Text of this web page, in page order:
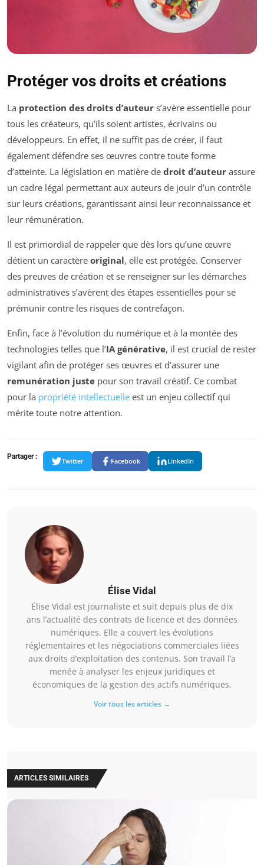
Protéger vos droits et créations
La protection des droits d’auteur s’avère essentielle pour
tous les créateurs, qu’ils soient artistes, écrivains ou
développeurs. En effet, il ne suffit pas de créer, il faut
également défendre ses œuvres contre toute forme
d’atteinte. La législation en matière de droit d’auteur assure
un cadre légal permettant aux auteurs de jouir d’un contrôle
sur leurs créations, garantissant ainsi leur reconnaissance et
leur rémunération.
Il est primordial de rappeler que dès lors qu’une œuvre
détient un caractère original, elle est protégée. Conserver
des preuves de création et se renseigner sur les démarches
administratives s’avèrent des étapes essentielles pour se
prémunir contre les risques de contrefaçon.
Enfin, face à l’évolution du numérique et à la montée des
technologies telles que l’IA générative, il est crucial de rester
vigilant afin de protéger ses œuvres et d’assurer une
remunération juste pour son travail créatif. Ce combat
pour la propriété intellectuelle est un enjeu collectif qui
mérite toute notre attention.
Partager :
Twitter Facebook LinkedIn
Élise Vidal
Élise Vidal est journaliste et suit depuis plus de dix
ans l’actualité des contrats de licence et des données
numériques. Elle a couvert les évolutions
réglementaires et les négociations commerciales liées
aux droits d’exploitation des contenus. Son travail l’a
menée à analyser les enjeux juridiques et
économiques de la gestion des actifs numériques.
Voir tous les articles →
ARTICLES SIMILAIRES